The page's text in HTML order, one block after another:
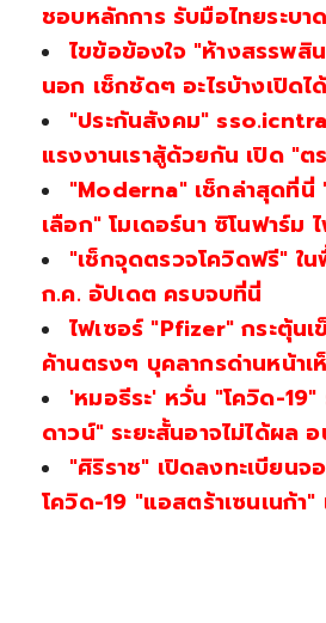
ชอบหลักการ รับมือไทยระบา
ไขข้อข้องใจ "ห้างสรรพสิ
นอก เช็กชัดๆ อะไรบ้างเปิดไ
"ประกันสังคม"
แรงงานเราสู้ด้วยกัน เปิด "ต
"Moderna" เช็กล่าสุดที่นี่
เลือก" โมเดอร์นา ซิโนฟาร์ม
"เช็กจุดตรวจโควิดฟรี" ใ
ก.ค. อัปเดต ครบจบที่นี่
ไฟเซอร์ "Pfizer" กระตุ้น
ค้านตรงๆ บุคลากรด่านหน้า
'หมอธีระ' หวั่น "โควิด-
ดาวน์" ระยะสั้นอาจไม่ได้ผล
"ศิริราช" เปิดลงทะเบียน
โควิด-19 "แอสตร้าเซนเนก้า"